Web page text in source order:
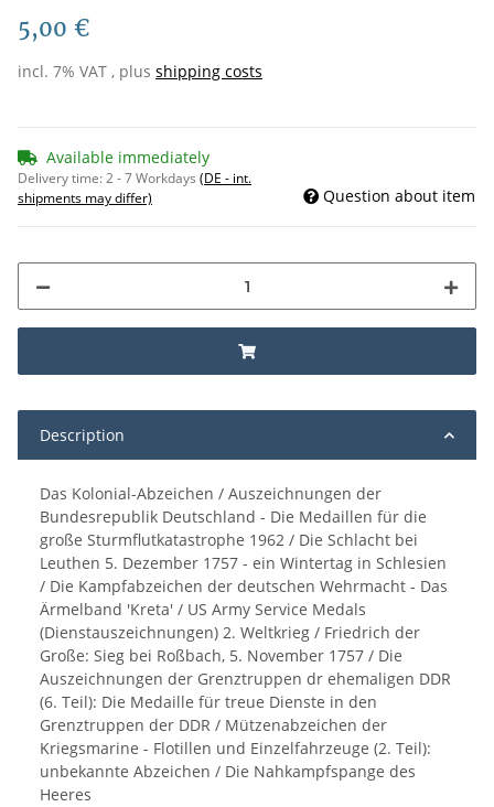
5,00 €
incl. 7% VAT , plus shipping costs
Available immediately
Delivery time:2 - 7 Workdays (DE - int.
shipments may differ)
Question about item
Description
Das Kolonial-Abzeichen / Auszeichnungen der
Bundesrepublik Deutschland - Die Medaillen für die
große Sturmflutkatastrophe 1962 / Die Schlacht bei
Leuthen 5. Dezember 1757 - ein Wintertag in Schlesien
/ Die Kampfabzeichen der deutschen Wehrmacht - Das
Ärmelband 'Kreta' / US Army Service Medals
(Dienstauszeichnungen) 2. Weltkrieg / Friedrich der
Große: Sieg bei Roßbach, 5. November 1757 / Die
Auszeichnungen der Grenztruppen dr ehemaligen DDR
(6. Teil): Die Medaille für treue Dienste in den
Grenztruppen der DDR / Mützenabzeichen der
Kriegsmarine - Flotillen und Einzelfahrzeuge (2. Teil):
unbekannte Abzeichen / Die Nahkampfspange des
Heeres